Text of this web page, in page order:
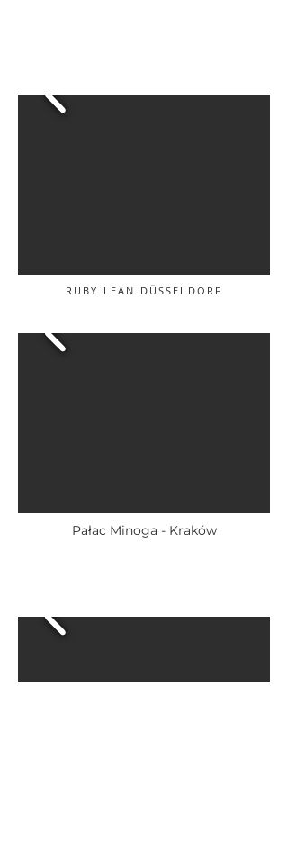
RUBY LEAN DÜSSELDORF
Pałac Minoga - Kraków